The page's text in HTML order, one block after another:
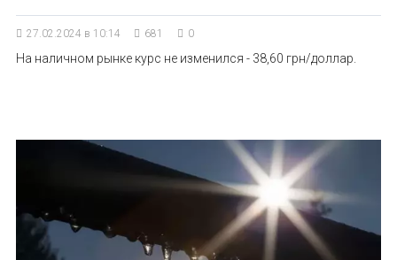
27.02.2024 в 10:14 681 0
На наличном рынке курс не изменился - 38,60 грн/доллар.